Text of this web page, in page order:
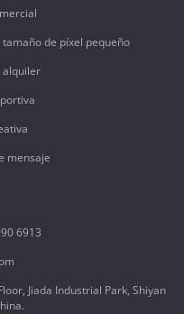
6913
Jiada Industrial Park, Shiyan
tamaño de píxel pequeño
alquiler
mensaje